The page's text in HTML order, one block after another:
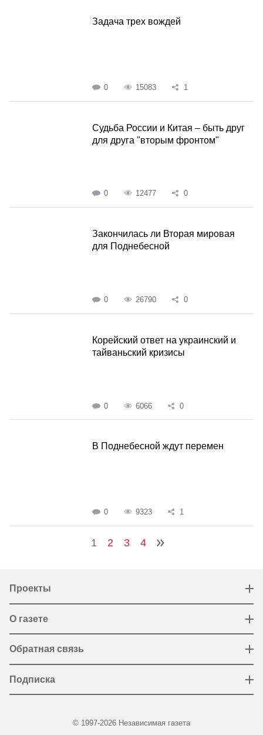
Задача трех вождей
0 15083 1
Судьба России и Китая – быть друг
для друга "вторым фронтом"
0 12477 0
Закончилась ли Вторая мировая
для Поднебесной
0 26790 0
Корейский ответ на украинский и
тайваньский кризисы
0 6066 0
В Поднебесной ждут перемен
0 9323 1
1 2 3 4
Проекты
О газете
Обратная связь
Подписка
© 1997-2026 Независимая газета